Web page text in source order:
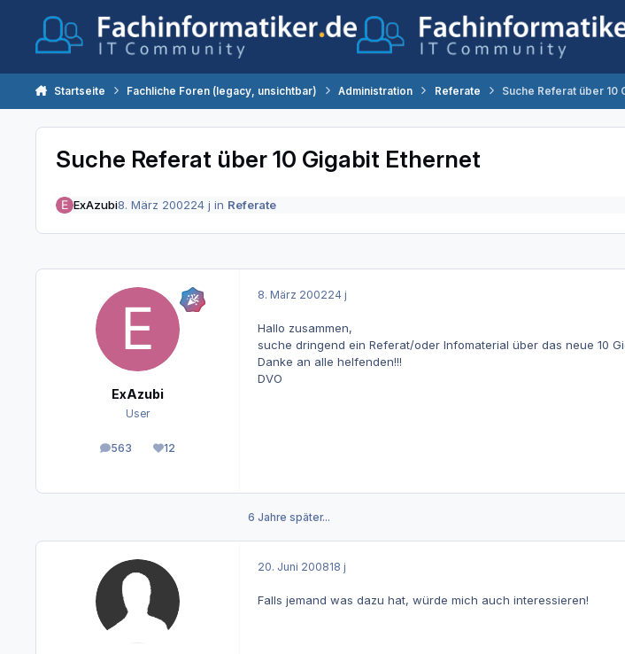
Startseite Fachliche Foren (legacy, unsichtbar) Administration Referate Suche Referat über 10
Suche Referat über 10 Gigabit Ethernet
ExAzubi8. März 200224 j in Referate
ExAzubi
User
563
Beiträge 12
Reputation
8. März 200224 j
Hallo zusammen,
suche dringend ein Referat/oder Infomaterial über das neue 10
Danke an alle helfenden!!!
DVO
6 Jahre später...
20. Juni 200818 j
Falls jemand was dazu hat, würde mich auch interessieren!